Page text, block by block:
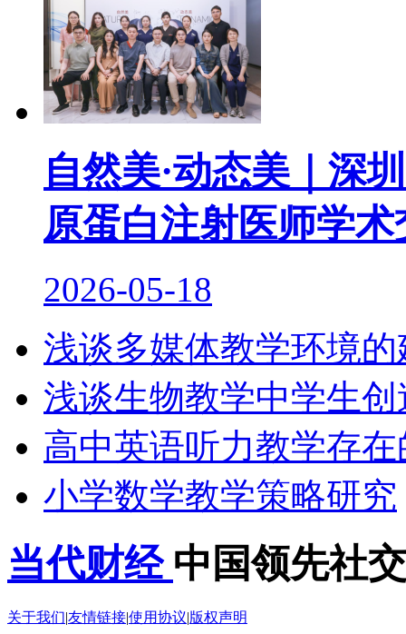
自然美·动态美｜深
原蛋白注射医师学术
2026-05-18
浅谈多媒体教学环境
浅谈生物教学中学生
高中英语听力教学存
小学数学教学策略研究
当代财经 中国领先社
关于我们|友情链接|使用协议|版权声明